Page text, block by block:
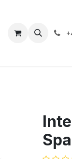
Hilfe Termin